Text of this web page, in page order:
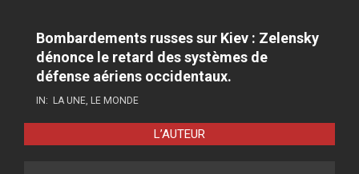
Bombardements russes sur Kiev : Zelensky
dénonce le retard des systèmes de
défense aériens occidentaux.
IN: LA UNE LE MONDE
L’AUTEUR